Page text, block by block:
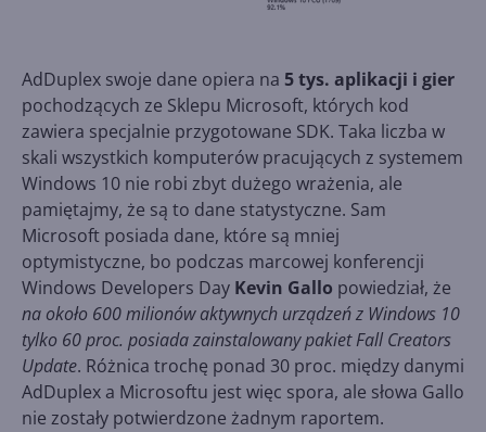
AdDuplex swoje dane opiera na 5 tys. aplikacji i gier
pochodzących ze Sklepu Microsoft, których kod
zawiera specjalnie przygotowane SDK. Taka liczba w
skali wszystkich komputerów pracujących z systemem
Windows 10 nie robi zbyt dużego wrażenia, ale
pamiętajmy, że są to dane statystyczne. Sam
Microsoft posiada dane, które są mniej
optymistyczne, bo podczas marcowej konferencji
Windows Developers Day Kevin Gallo powiedział, że
na około 600 milionów aktywnych urządzeń z Windows 10
tylko 60 proc. posiada zainstalowany pakiet Fall Creators
Update. Różnica trochę ponad 30 proc. między danymi
AdDuplex a Microsoftu jest więc spora, ale słowa Gallo
nie zostały potwierdzone żadnym raportem.